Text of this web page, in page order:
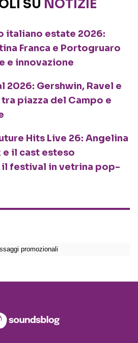
SU NOTIZIE
italiano estate 2026:
Franca e Portogruaro
e innovazione
2026: Gershwin, Ravel e
piazza del Campo e
Hits Live 26: Angelina
il cast esteso
festival in vetrina pop-